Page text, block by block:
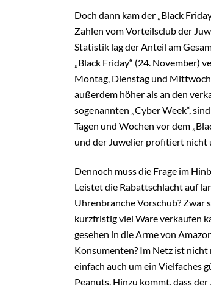
Doch dann kam der „Black
Zahlen vom Vorteilsclub der
Statistik lag der Anteil am
„Black Friday“ (24. November)
Montag, Dienstag und
außerdem höher als an den
sogenannten „Cyber Week“,
Tagen und Wochen vor dem
und der Juwelier profitiert nicht
Dennoch muss die Frage im
Leistet die Rabattschlacht auf
Uhrenbranche Vorschub? Zwar
kurzfristig viel Ware verkaufen
gesehen in die Arme von
Konsumenten? Im Netz ist
einfach auch um ein Vielfaches
Peanuts. Hinzu kommt, dass